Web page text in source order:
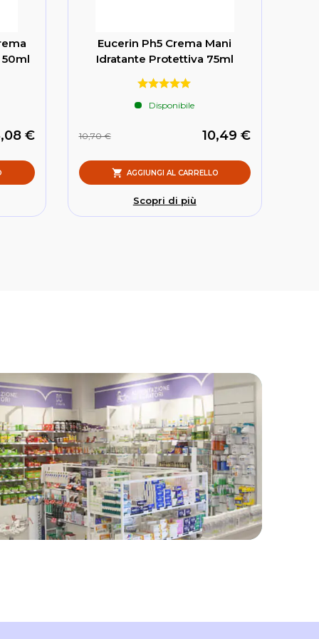
€
Eucerin Ph5 Crema Mani
Idratante Protettiva 75ml
Disponibile
10,49 €
10,70 €
AGGIUNGI AL CARRELLO
Scopri di più